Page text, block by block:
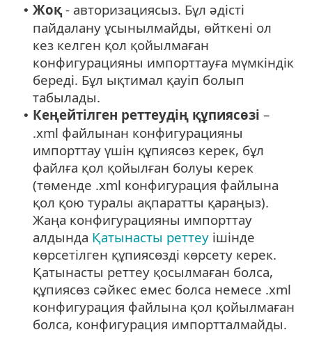
• Жоқ- авторизациясыз. Бұл әдісті
пайдалану ұсынылмайды, өйткені ол
кез келген қол қойылмаған
конфигурацияны импорттауға мүмкіндік
береді. Бұл ықтимал қауіп болып
табылады.
• Кеңейтілген реттеудің құпиясөзі –
.xml файлынан конфигурацияны
импорттау үшін құпиясөз керек, бұл
файлға қол қойылған болуы керек
(төменде .xml конфигурация файлына
қол қою туралы ақпаратты қараңыз).
Жаңа конфигурацияны импорттау
алдында Қатынасты реттеу ішінде
көрсетілген құпиясөзді көрсету керек.
Қатынасты реттеу қосылмаған болса,
құпиясөз сәйкес емес болса немесе .xml
конфигурация файлына қол қойылмаған
болса, конфигурация импортталмайды.